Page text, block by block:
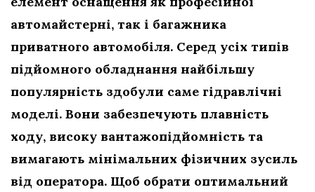
автомайстерні, так і багажника
приватного автомобіля. Серед усіх типів
підйомного обладнання найбільшу
популярність здобули саме гідравлічні
моделі. Вони забезпечують плавність
ходу, високу вантажопідйомність та
вимагають мінімальних фізичних зусиль
від оператора. Щоб обрати оптимальний